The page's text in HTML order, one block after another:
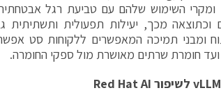
ומקרי השימוש שלהם עם טביעת רגל
וכתוצאה מכך, יעילות תפעולית ותשתיתית
ומבני תמיכה המאפשרים ללקוחות סט
vLLM לשיפור Red Hat AI